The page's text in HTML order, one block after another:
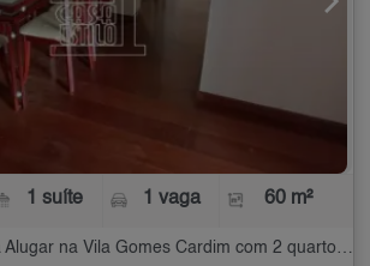
1 suíte 1 vaga 60 m²
Apartamento para Alugar na Vila Gomes Cardim com 2 quartos - 60 m²